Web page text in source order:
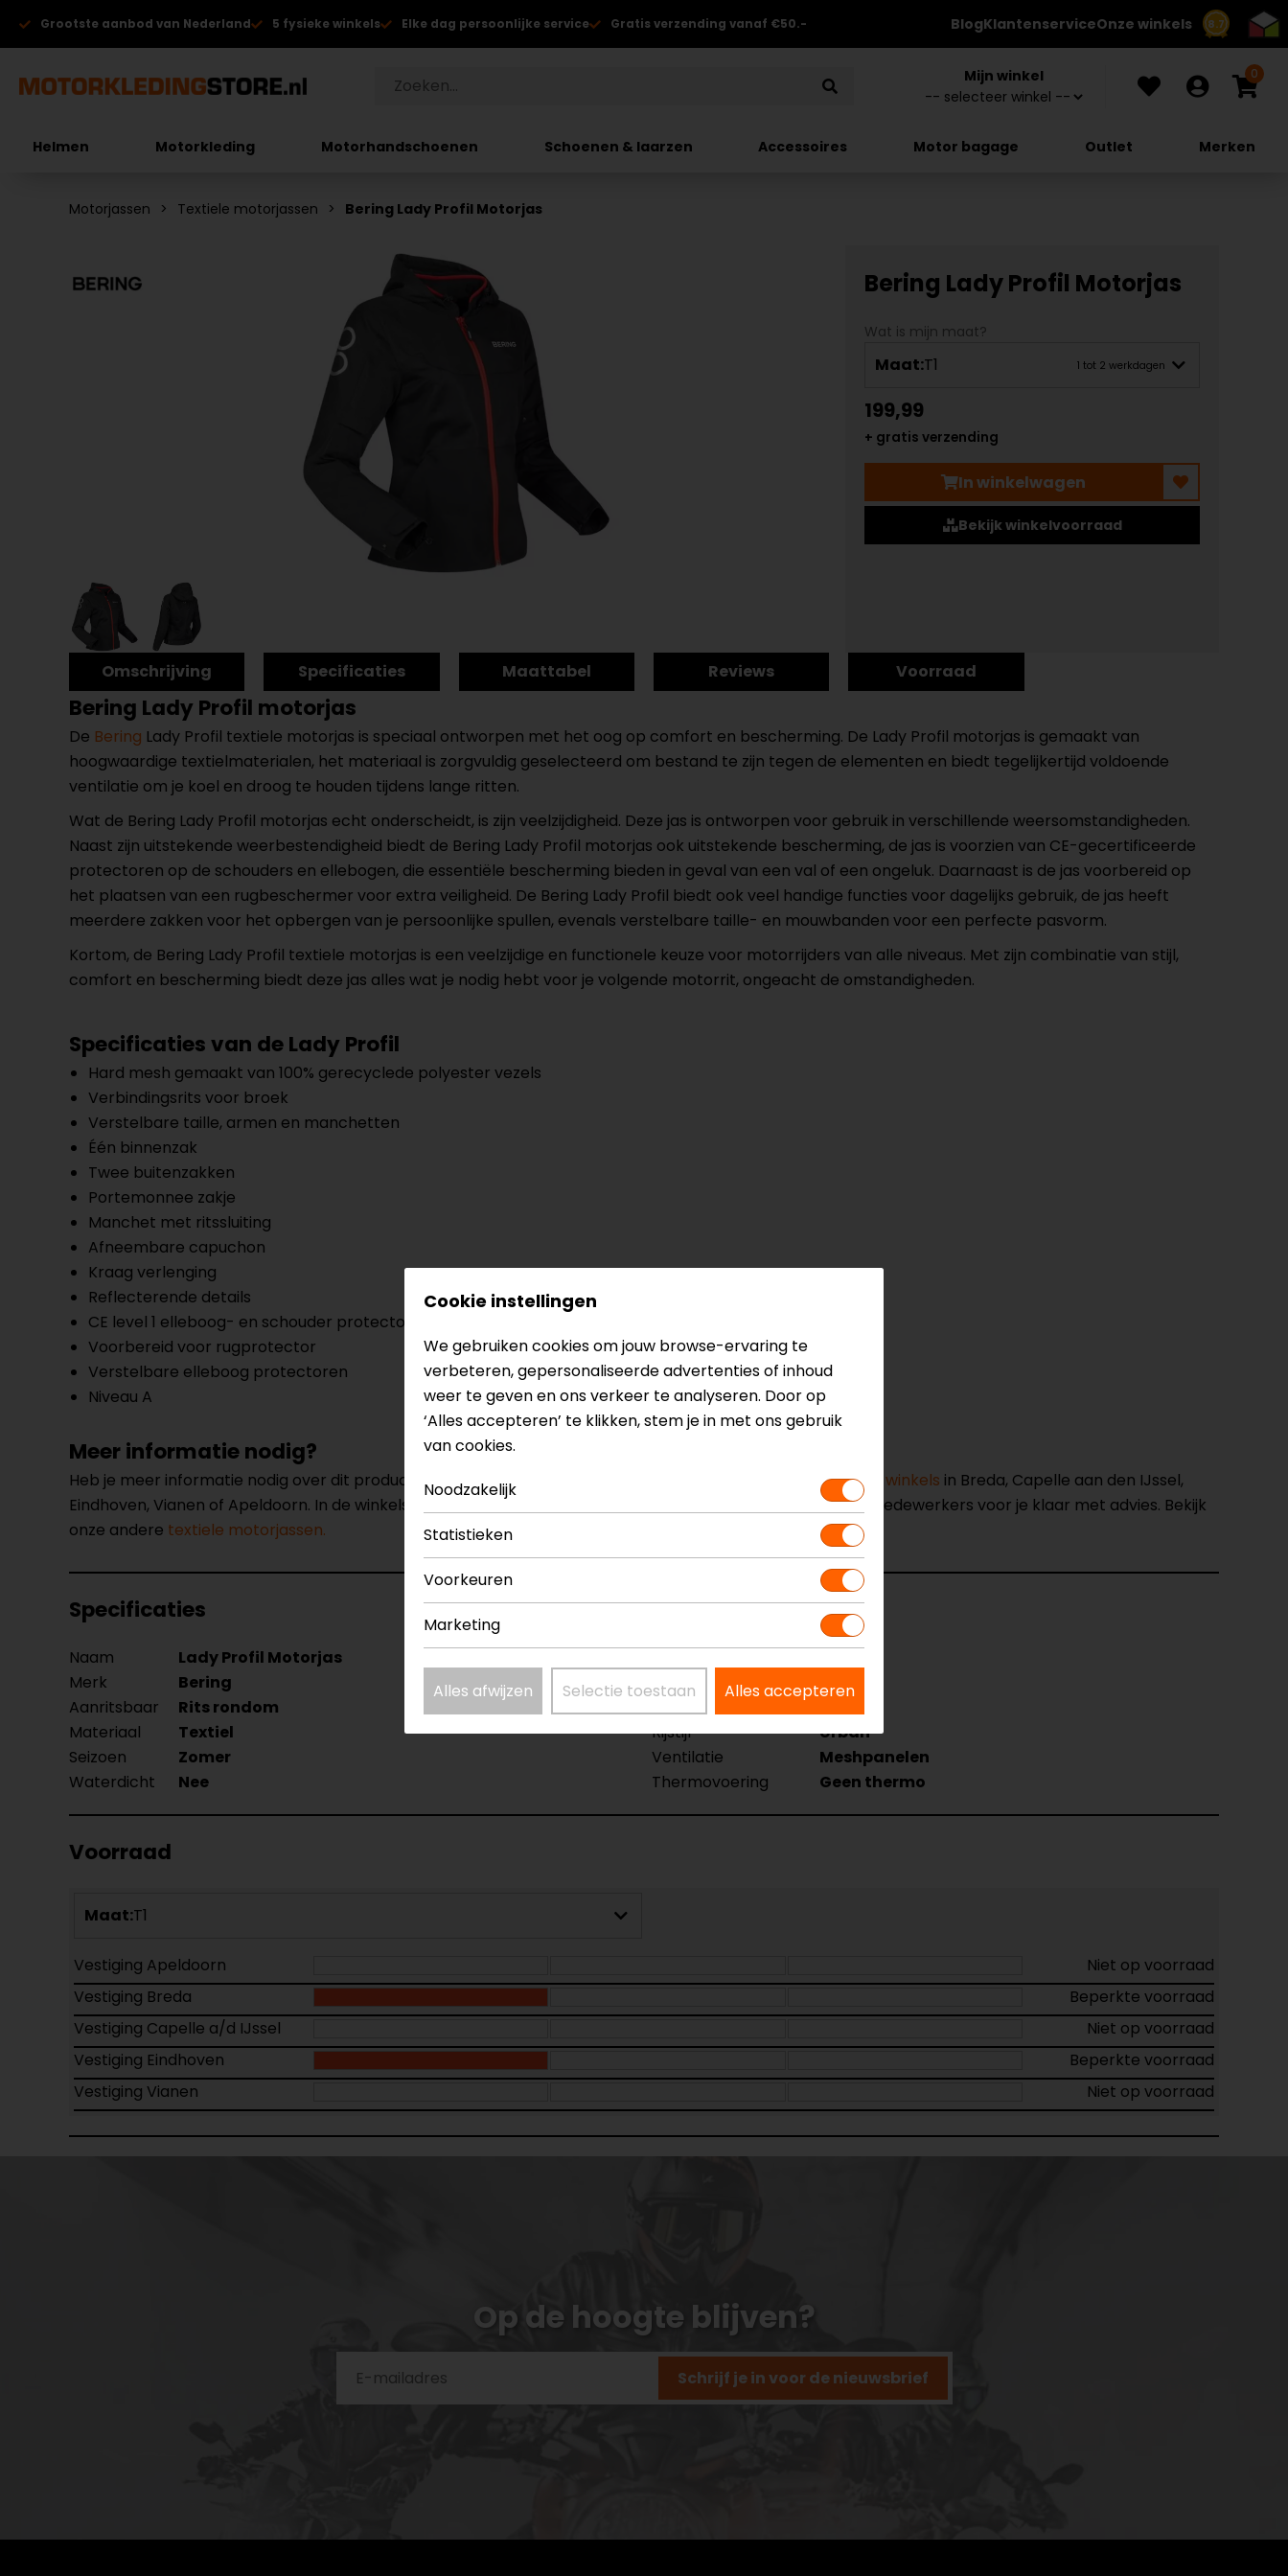
8.7
Grootste aanbod van Nederland 5 fysieke winkels Elke dag persoonlijke service Gratis verzending vanaf €50.- BlogKlantenserviceOnze winkels
Mijn winkel 0
Helmen Motorkleding Motorhandschoenen Schoenen & laarzen Accessoires Motor bagage Outlet Merken
Motorjassen Textiele motorjassen Bering Lady Profil Motorjas
Bering Lady Profil Motorjas
Wat is mijn maat?
Maat:T1 1 tot 2 werkdagen
199,99
+ gratis verzending
In winkelwagen
Bekijk winkelvoorraad
Omschrijving Specificaties Maattabel Reviews Voorraad
Bering Lady Profil motorjas
De Bering Lady Profil textiele motorjas is speciaal ontworpen met het oog op comfort en bescherming. De Lady Profil motorjas is gemaakt van
hoogwaardige textielmaterialen, het materiaal is zorgvuldig geselecteerd om bestand te zijn tegen de elementen en biedt tegelijkertijd voldoende
ventilatie om je koel en droog te houden tijdens lange ritten.
Wat de Bering Lady Profil motorjas echt onderscheidt, is zijn veelzijdigheid. Deze jas is ontworpen voor gebruik in verschillende weersomstandigheden.
Naast zijn uitstekende weerbestendigheid biedt de Bering Lady Profil motorjas ook uitstekende bescherming, de jas is voorzien van CE-gecertificeerde
protectoren op de schouders en ellebogen, die essentiële bescherming bieden in geval van een val of een ongeluk. Daarnaast is de jas voorbereid op
het plaatsen van een rugbeschermer voor extra veiligheid. De Bering Lady Profil biedt ook veel handige functies voor dagelijks gebruik, de jas heeft
meerdere zakken voor het opbergen van je persoonlijke spullen, evenals verstelbare taille- en mouwbanden voor een perfecte pasvorm.
Kortom, de Bering Lady Profil textiele motorjas is een veelzijdige en functionele keuze voor motorrijders van alle niveaus. Met zijn combinatie van stijl,
comfort en bescherming biedt deze jas alles wat je nodig hebt voor je volgende motorrit, ongeacht de omstandigheden.
Specificaties van de Lady Profil
Hard mesh gemaakt van 100% gerecyclede polyester vezels
Verbindingsrits voor broek
Verstelbare taille, armen en manchetten
Één binnenzak
Twee buitenzakken
Portemonnee zakje
Manchet met ritssluiting
Afneembare capuchon
Kraag verlenging
Reflecterende details
CE level 1 elleboog- en schouder protectoren
Voorbereid voor rugprotector
Verstelbare elleboog protectoren
Niveau A
Meer informatie nodig?
Heb je meer informatie nodig over dit product? Neem dancontact met ons op of kom langs in één vanonze winkels in Breda, Capelle aan den IJssel,
Eindhoven, Vianen of Apeldoorn. In de winkels kun je het product bekijken & passen en staan onze verkoopmedewerkers voor je klaar met advies. Bekijk
onze andere textiele motorjassen.
Specificaties
Naam Lady Profil Motorjas
Merk
Bering Kleur
Zwart
Aanritsbaar
Rits rondom Certificeringsklasse
Materiaal
Textiel Rijstijl
Urban
Seizoen
Zomer Ventilatie
Meshpanelen
Waterdicht
Nee Thermovoering Geen thermo
Voorraad
Maat:T1
Vestiging Apeldoorn
Niet op voorraad
Vestiging Breda
Beperkte voorraad
Vestiging Capelle a/d IJssel
Niet op voorraad
Vestiging Eindhoven
Beperkte voorraad
Vestiging Vianen
Niet op voorraad
Op de hoogte blijven?
Schrijf je in voor de nieuwsbrief
Cookie instellingen
We gebruiken cookies om jouw browse-ervaring te
verbeteren, gepersonaliseerde advertenties of inhoud
weer te geven en ons verkeer te analyseren. Door op
‘Alles accepteren’ te klikken, stem je in met ons gebruik
van cookies.
Noodzakelijk
Statistieken
Voorkeuren
Marketing
Alles afwijzen Selectie toestaan Alles accepteren